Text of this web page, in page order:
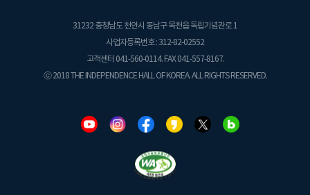
31232 충청남도 천안시 동남구 목천읍 독립기념관로 1
사업자등록번호 : 312-82-02552
고객센터 041-560-0114. FAX 041-557-8167.
ⓒ 2018 THE INDEPENDENCE HALL OF KOREA. ALL RIGHTS RESERVED.